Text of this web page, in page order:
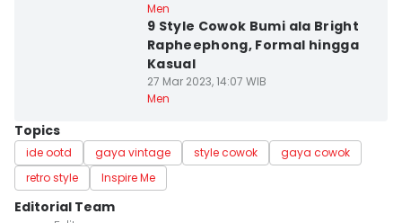
Men
9 Style Cowok Bumi ala Bright
Rapheephong, Formal hingga
Kasual
27 Mar 2023, 14:07 WIB
Men
Topics
ide ootd gaya vintage style cowok
gaya cowok
retro style
Inspire Me
Editorial Team